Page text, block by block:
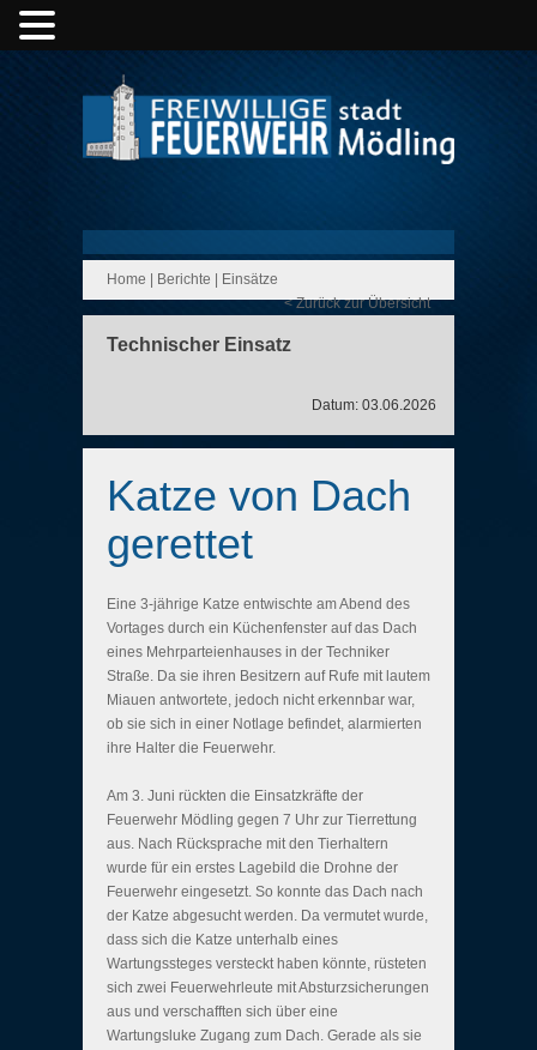
Home Berichte
Einsätze
< Zurück zur Übersicht
Technischer Einsatz
Datum: 03.06.2026
Katze von Dach
gerettet
Eine 3-jährige Katze entwischte am Abend des
Vortages durch ein Küchenfenster auf das Dach
eines Mehrparteienhauses in der Techniker
Straße. Da sie ihren Besitzern auf Rufe mit lautem
Miauen antwortete, jedoch nicht erkennbar war,
ob sie sich in einer Notlage befindet, alarmierten
ihre Halter die Feuerwehr.
Am 3. Juni rückten die Einsatzkräfte der
Feuerwehr Mödling gegen 7 Uhr zur Tierrettung
aus. Nach Rücksprache mit den Tierhaltern
wurde für ein erstes Lagebild die Drohne der
Feuerwehr eingesetzt. So konnte das Dach nach
der Katze abgesucht werden. Da vermutet wurde,
dass sich die Katze unterhalb eines
Wartungssteges versteckt haben könnte, rüsteten
sich zwei Feuerwehrleute mit Absturzsicherungen
aus und verschafften sich über eine
Wartungsluke Zugang zum Dach. Gerade als sie